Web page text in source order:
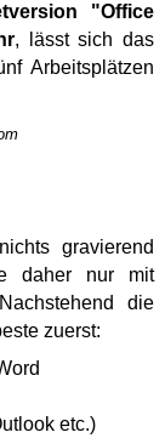
"Office
, lässt sich das
Arbeitsplätzen
gravierend
daher nur mit
die
zuerst:
etc.)